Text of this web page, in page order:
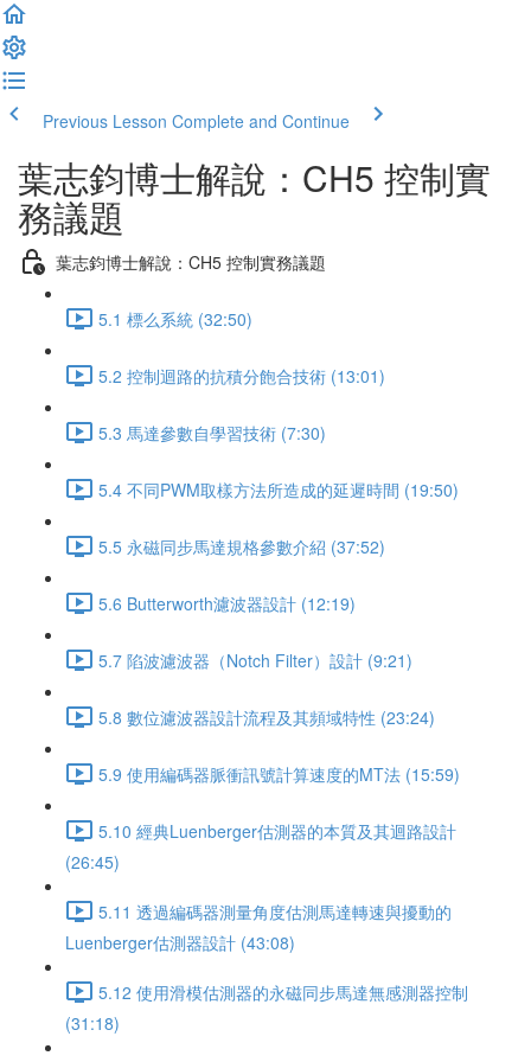
Previous Lesson Complete and Continue
葉志鈞博士解說：CH5 控制實
務議題
葉志鈞博士解說：CH5 控制實務議題
5.1 標么系統 (32:50)
5.2 控制迴路的抗積分飽合技術 (13:01)
5.3 馬達參數自學習技術 (7:30)
5.4 不同PWM取樣方法所造成的延遲時間 (19:50)
5.5 永磁同步馬達規格參數介紹 (37:52)
5.6 Butterworth濾波器設計 (12:19)
5.7 陷波濾波器（Notch Filter）設計 (9:21)
5.8 數位濾波器設計流程及其頻域特性 (23:24)
5.9 使用編碼器脈衝訊號計算速度的MT法 (15:59)
5.10 經典Luenberger估測器的本質及其迴路設計
(26:45)
5.11 透過編碼器測量角度估測馬達轉速與擾動的
Luenberger估測器設計 (43:08)
5.12 使用滑模估測器的永磁同步馬達無感測器控制
(31:18)